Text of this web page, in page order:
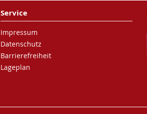
Service
Impressum
Datenschutz
Barrierefreiheit
Lageplan